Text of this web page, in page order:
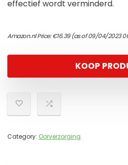
effectief wordt verminderd.
Amazon.nl Price:€16.39(as of 09/04/2023
KOOP
Category: Oorverzorging